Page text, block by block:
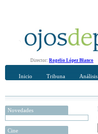
Director: Rogelio López Blanco
Inicio Tribuna Análisis
Novedades
Cine